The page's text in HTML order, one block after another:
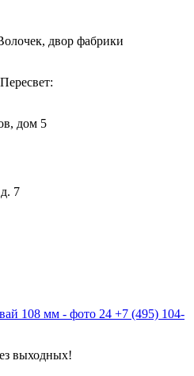
двор фабрики
дом 5
7
+7 (495) 104-
выходных!